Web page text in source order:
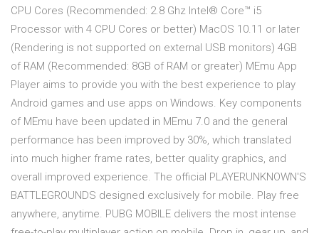
CPU Cores (Recommended: 2.8 Ghz Intel® Core™ i5
Processor with 4 CPU Cores or better) MacOS 10.11 or later
(Rendering is not supported on external USB monitors) 4GB
of RAM (Recommended: 8GB of RAM or greater) MEmu App
Player aims to provide you with the best experience to play
Android games and use apps on Windows. Key components
of MEmu have been updated in MEmu 7.0 and the general
performance has been improved by 30%, which translated
into much higher frame rates, better quality graphics, and
overall improved experience. The official PLAYERUNKNOWN'S
BATTLEGROUNDS designed exclusively for mobile. Play free
anywhere, anytime. PUBG MOBILE delivers the most intense